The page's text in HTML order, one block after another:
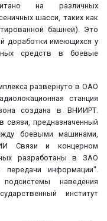
на различных
шасси, таких как
башней). Это
доработки имеющихся у
средств в боевые
развернуто в ОАО
станция
создана в ВНИИРТ.
связи, предназначенный
боевыми машинами,
Связи и концерном
разработаны в ЗАО
передачи информации".
наведения
институт